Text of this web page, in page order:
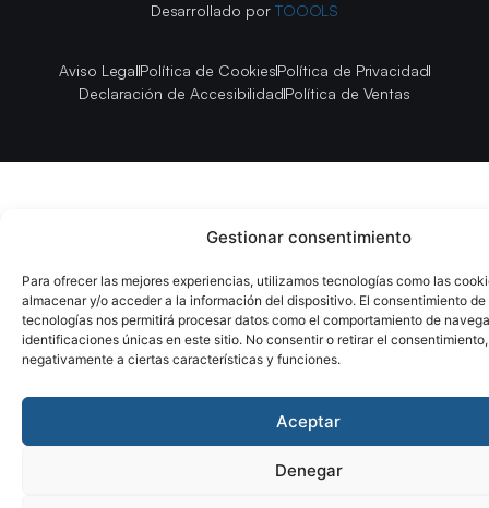
Gestionar consentimiento
Para ofrecer las mejores experiencias, utilizamos tecnologías como las
almacenar y/o acceder a la información del dispositivo. El consentimiento de
tecnologías nos permitirá procesar datos como el comportamiento de
identificaciones únicas en este sitio. No consentir o retirar el
negativamente a ciertas características y funciones.
Aceptar
Denegar
Desarrollado por TOOOLS
Aviso LegalPolítica de CookiesPolítica de Privacidad
Declaración de AccesibilidadPolítica de Ventas